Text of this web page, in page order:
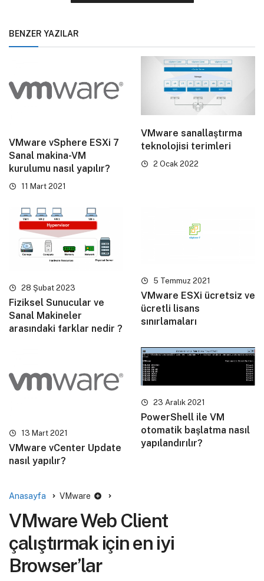
BENZER YAZILAR
VMware vSphere ESXi 7
Sanal makina-VM
kurulumu nasıl yapılır?
11 Mart 2021
VMware sanallaştırma
teknolojisi terimleri
2 Ocak 2022
28 Şubat 2023
Fiziksel Sunucular ve
Sanal Makineler
arasındaki farklar nedir ?
5 Temmuz 2021
VMware ESXi ücretsiz ve
ücretli lisans
sınırlamaları
13 Mart 2021
VMware vCenter Update
nasıl yapılır?
23 Aralık 2021
PowerShell ile VM
otomatik başlatma nasıl
yapılandırılır?
Anasayfa VMware
VMware Web Client
çalıştırmak için en iyi
Browser’lar